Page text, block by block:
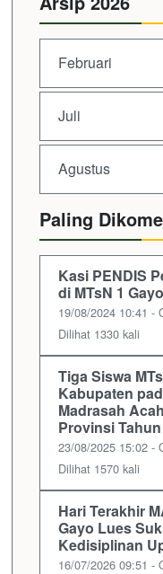
Februari
Juli
Agustus
Paling
Kasi PENDIS
di MTsN 1
19/08/2024 10:41 -
Dilihat 1330 kali
Tiga Siswa
Kabupaten
Madrasah
Provinsi
23/08/2025 15:02 -
Dilihat 1570 kali
Hari Terakhir
Gayo Lues
Kedisiplinan
16/07/2026 09:51 -